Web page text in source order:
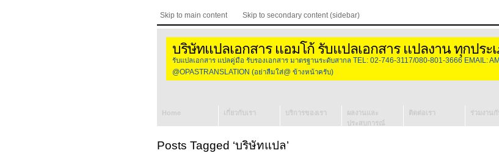
Skip to main content Skip to secondary content (sidebar)
บริษัทแปลเอกสาร แอมโก้ รับแปลเอกสาร แปลงาน ทุกประ
รับแปลเอกสาร แปลคู่มือ รับรองเอกสาร มาตรฐานระดับสากล TEL: 02-746-3117/080-801-3666 EMAIL:
@OPASTRANSLATION (อย่าลืมใส่@ ข้างหน้าครับ)
Home เกี่ยวกับเรา บริการของเรา
ผลงานและ
ประสบการณ์
ติดต่อเรา ร่วมงานกั
Posts Tagged ‘บริษัทแปล’